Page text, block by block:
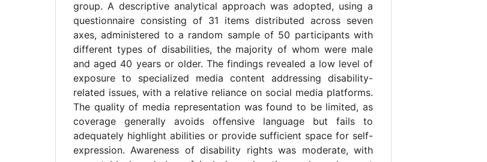
group. A descriptive analytical approach was adopted, using a
questionnaire consisting of 31 items distributed across seven
axes, administered to a random sample of 50 participants with
different types of disabilities, the majority of whom were male
and aged 40 years or older. The findings revealed a low level of
exposure to specialized media content addressing disability-
related issues, with a relative reliance on social media platforms.
The quality of media representation was found to be limited, as
coverage generally avoids offensive language but fails to
adequately highlight abilities or provide sufficient space for self-
expression. Awareness of disability rights was moderate, with